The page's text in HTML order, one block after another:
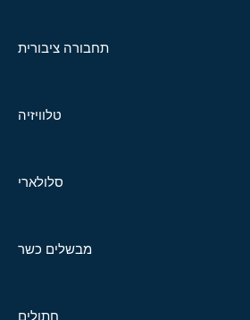
תחבורה ציבורית
טלוויזיה
סלולארי
מבשלים כשר
חתולים